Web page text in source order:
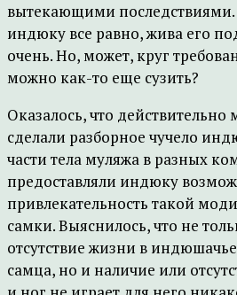
вытекающими последствиями.
индюку все равно, жива его
очень. Но, может, круг
можно как-то еще сузить?
Оказалось, что
сделали разборное чучело
части тела муляжа в разных
предоставляли индюку
привлекательность такой
самки. Выяснилось, что не
отсутствие жизни в
самца, но и наличие или